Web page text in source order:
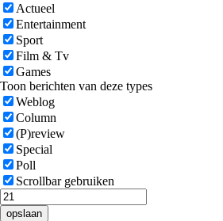
Actueel
Entertainment
Sport
Film & Tv
Games
Toon berichten van deze types
Weblog
Column
(P)review
Special
Poll
Scrollbar gebruiken
opslaan